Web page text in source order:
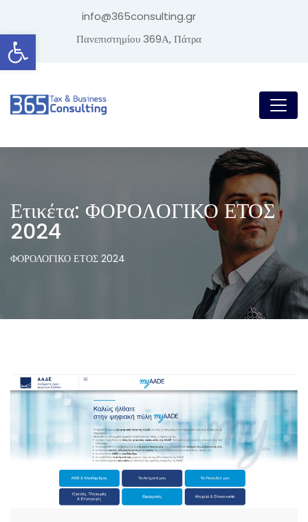
Ανοίξτε τη γραμμή εργαλείων
info@365consulting.gr
Πανεπιστημίου 369Α, Πάτρα
Ετικέτα: ΦΟΡΟΛΟΓΙΚΟ ΕΤΟΣ
2024
ΦΟΡΟΛΟΓΙΚΟ ΕΤΟΣ 2024